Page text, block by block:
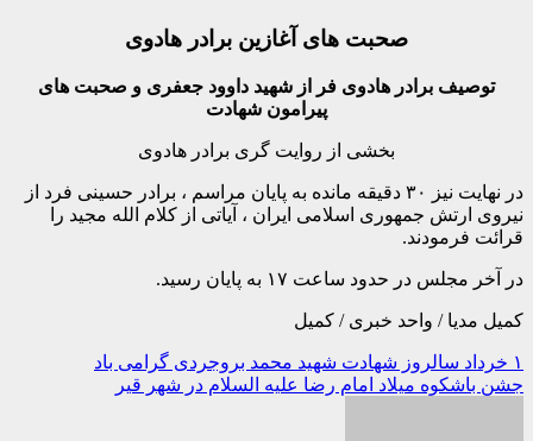
صحبت های آغازین برادر هادوی
توصیف برادر هادوی فر از شهید داوود جعفری و صحبت های
پیرامون شهادت
بخشی از روایت گری برادر هادوی
در نهایت نیز ۳۰ دقیقه مانده به پایان مراسم ، برادر حسینی فرد از
نیروی ارتش جمهوری اسلامی ایران ، آیاتی از کلام الله مجید را
قرائت فرمودند.
در آخر مجلس در حدود ساعت ۱۷ به پایان رسید.
کمیل مدیا / واحد خبری / کمیل
راهبری
نوشته
۱ خرداد سالروز شهادت شهید محمد بروجردی گرامی باد
جشن باشکوه میلاد امام رضا علیه السلام در شهر قیر